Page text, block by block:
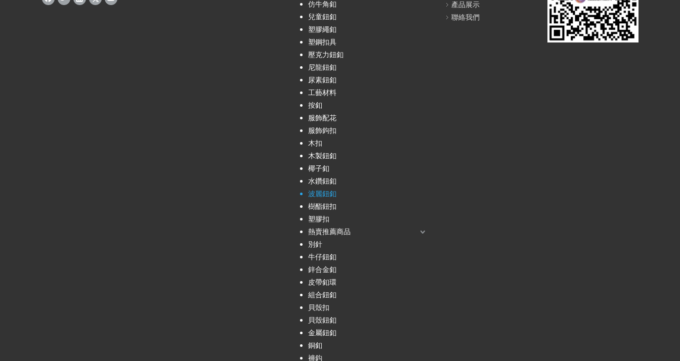
仿牛角釦
兒童鈕釦
塑膠繩釦
塑鋼扣具
壓克力鈕釦
尼龍鈕釦
尿素鈕釦
工藝材料
按釦
服飾配花
服飾鉤扣
木扣
木製鈕釦
椰子釦
水鑽鈕釦
波麗鈕釦
樹酯鈕扣
塑膠扣
熱賣推薦商品
別針
牛仔鈕釦
鋅合金釦
皮帶釦環
組合鈕釦
貝殼扣
貝殼鈕釦
金屬鈕釦
銅釦
褲鈎
產品展示
聯絡我們